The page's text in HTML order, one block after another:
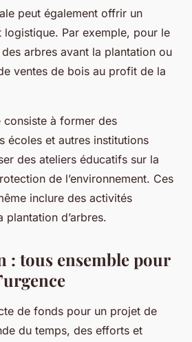
peut également offrir un
logistique. Par exemple, pour le
arbres avant la plantation ou
ventes de bois au profit de la
consiste à former des
écoles et autres institutions
des ateliers éducatifs sur la
de l’environnement. Ces
inclure des activités
plantation d’arbres.
: tous ensemble pour
de fonds pour un projet de
du temps, des efforts et